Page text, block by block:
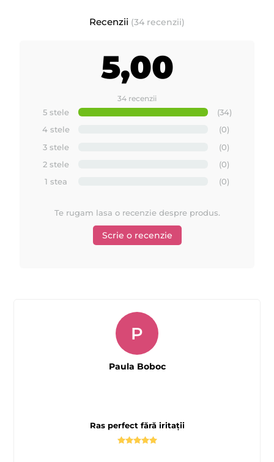
Recenzii (34 recenzii)
5,00
34 recenzii
5 stele
(34)
4 stele
(0)
3 stele
(0)
2 stele
(0)
1 stea
(0)
Te rugam lasa o recenzie despre produs.
Scrie o recenzie
Ras perfect fără iritații
P
Paula Boboc